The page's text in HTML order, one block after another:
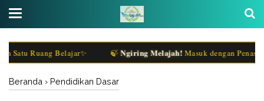
Ruang Belajar✨ 🍃 Ngiring Melajah!Masuk dengan Penasaran,
Beranda › Pendidikan Dasar